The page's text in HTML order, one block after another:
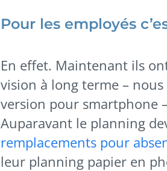
Pour les employés
En effet. Maintenant ils
vision à long terme –
version pour smartphone
Auparavant le planning
remplacements pour
leur planning papier en